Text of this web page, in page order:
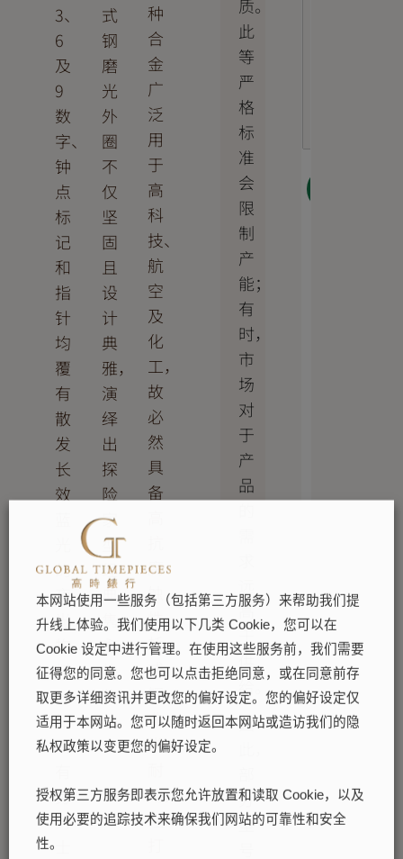
3、
6
及
9
数
字、
钟
点
标
记
和
指
针
均
覆
有
散
发
长
效
的
夜
光
物
料。
一
如
所
劳
力
式
钢
磨
光
外
圈
不
仅
坚
固
且
设
计
典
雅，
演
绎
出
探
险
家
型
经
典
隽
永
的
传
统。
种
合
金
广
泛
用
于
高
科
技、
航
空
及
化
工，
故
必
然
具
备
腐
蚀
性。
蚝
式
钢
非
常
用，
经
质。
此
等
严
格
标
准
会
限
制
产
能；
有
时，
市
场
对
于
产
品
高
于
供
给。
因
分
型
本网站使用一些服务（包括第三方服务）来帮助我们提
升线上体验。我们使用以下几类 Cookie，您可以在
Cookie 设定中进行管理。在使用这些服务前，我们需要
征得您的同意。您也可以点击拒绝同意，或在同意前存
取更多详细资讯并更改您的偏好设定。您的偏好设定仅
适用于本网站。您可以随时返回本网站或造访我们的隐
私权政策以变更您的偏好设定。
授权第三方服务即表示您允许放置和读取 Cookie，以及
使用必要的追踪技术来确保我们网站的可靠性和安全
性。